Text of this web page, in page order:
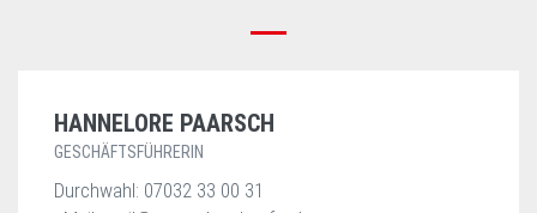
HANNELORE PAARSCH
GESCHÄFTSFÜHRERIN
Durchwahl: 07032 33 00 31